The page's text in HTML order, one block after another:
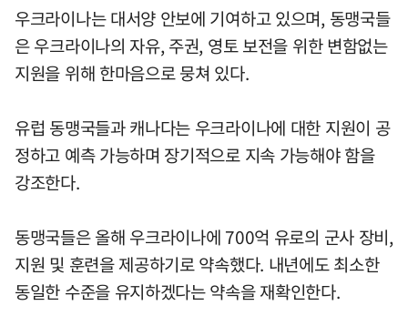
우크라이나는 대서양 안보에 기여하고 있으며, 동맹국들
은 우크라이나의 자유, 주권, 영토 보전을 위한 변함없는
지원을 위해 한마음으로 뭉쳐 있다.
유럽 동맹국들과 캐나다는 우크라이나에 대한 지원이 공
정하고 예측 가능하며 장기적으로 지속 가능해야 함을
강조한다.
동맹국들은 올해 우크라이나에 700억 유로의 군사 장비,
지원 및 훈련을 제공하기로 약속했다. 내년에도 최소한
동일한 수준을 유지하겠다는 약속을 재확인한다.